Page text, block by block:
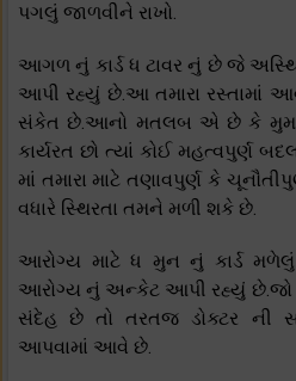
પગલું જાળવીને રાખો.
આગળ નું કાર્ડ ધ ટાવર નું છે જે
આપી રહ્યું છે.આ તમારા રસ્તામાં
સંકેત છે.આનો મતલબ એ છે કે
કાર્યરત છો ત્યાં કોઈ મહત્વપુર્ણ
માં તમારા માટે તણાવપુર્ણ કે
વધારે સ્થિરતા તમને મળી શકે છે.
આરોગ્ય માટે ધ મુન નું કાર્ડ
આરોગ્ય નું અન્કેટ આપી રહ્યું છે.જો
સંદેહ છે તો તરતજ ડોક્ટર ની
આપવામાં આવે છે.